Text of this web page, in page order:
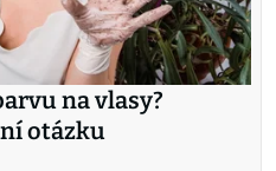
na vlasy?
otázku